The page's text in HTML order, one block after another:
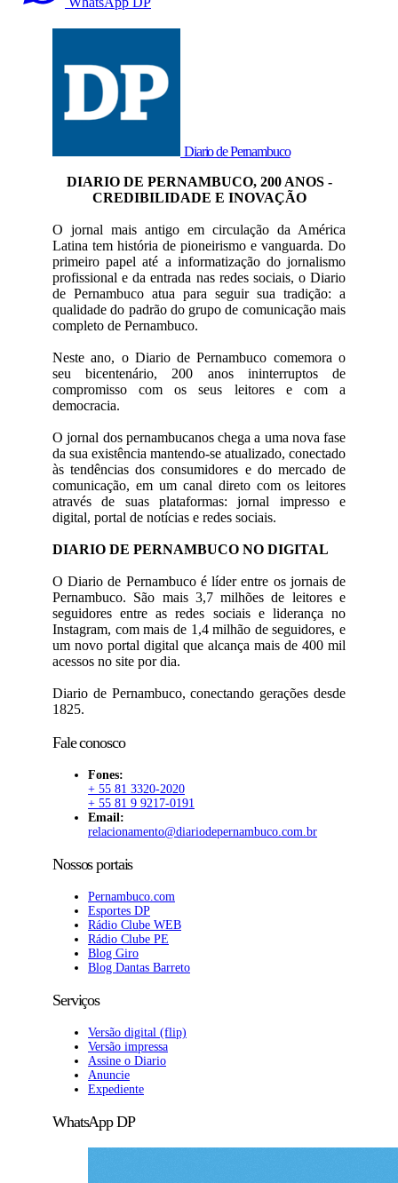
Diario de Pernambuco
DIARIO DE PERNAMBUCO, 200 ANOS -
CREDIBILIDADE E INOVAÇÃO
O jornal mais antigo em circulação da América
Latina tem história de pioneirismo e vanguarda. Do
primeiro papel até a informatização do jornalismo
profissional e da entrada nas redes sociais, o Diario
de Pernambuco atua para seguir sua tradição: a
qualidade do padrão do grupo de comunicação mais
completo de Pernambuco.
Neste ano, o Diario de Pernambuco comemora o
seu bicentenário, 200 anos ininterruptos de
compromisso com os seus leitores e com a
democracia.
O jornal dos pernambucanos chega a uma nova fase
da sua existência mantendo-se atualizado, conectado
às tendências dos consumidores e do mercado de
comunicação, em um canal direto com os leitores
através de suas plataformas: jornal impresso e
digital, portal de notícias e redes sociais.
DIARIO DE PERNAMBUCO NO DIGITAL
O Diario de Pernambuco é líder entre os jornais de
Pernambuco. São mais 3,7 milhões de leitores e
seguidores entre as redes sociais e liderança no
Instagram, com mais de 1,4 milhão de seguidores, e
um novo portal digital que alcança mais de 400 mil
acessos no site por dia.
Diario de Pernambuco, conectando gerações desde
1825.
Fale conosco
Fones:
+ 55 81 3320-2020
+ 55 81 9 9217-0191
Email:
relacionamento@diariodepernambuco.com.br
Nossos portais
Pernambuco.com
Esportes DP
Rádio Clube WEB
Rádio Clube PE
Blog Giro
Blog Dantas Barreto
Serviços
Versão digital (flip)
Versão impressa
Assine o Diario
Anuncie
Expediente
WhatsApp DP